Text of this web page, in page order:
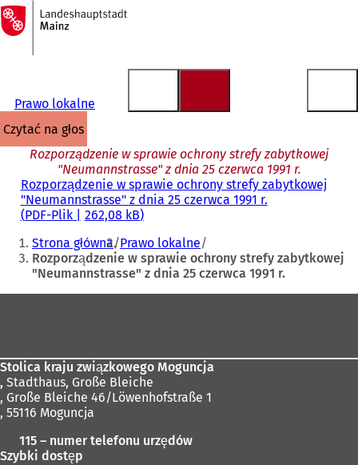
Przejdź do treści
Do
strony
głównej
Prawo lokalne
czytać na głos
Rozporządzenie w sprawie ochrony strefy zabytkowej
"Neumannstrasse" z dnia 25 czerwca 1991 r.
Rozporządzenie w sprawie ochrony strefy zabytkowej
"Neumannstrasse" z dnia 25 czerwca 1991 r.
PDF-Plik 262,08 kB
Jesteś
tutaj:
Strona główna Prawo lokalne
Rozporządzenie w sprawie ochrony strefy zabytkowej
"Neumannstrasse" z dnia 25 czerwca 1991 r.
Stolica kraju związkowego Moguncja
, Stadthaus, Große Bleiche
, Große Bleiche 46/Löwenhofstraße 1
, 55116 Moguncja
115 – numer telefonu urzędów
Szybki dostęp